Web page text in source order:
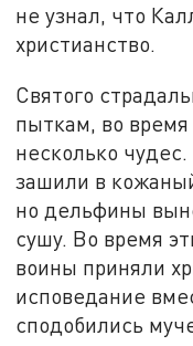
не узнал, что
христианство.
Святого
пыткам, во
несколько
зашили в
но дельфины
сушу. Во время
воины приняли
исповедание
сподобились